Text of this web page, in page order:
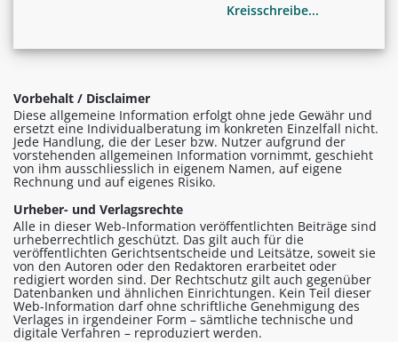
Kreisschreibe...
Vorbehalt / Disclaimer
Diese allgemeine Information erfolgt ohne jede Gewähr und
ersetzt eine Individualberatung im konkreten Einzelfall nicht.
Jede Handlung, die der Leser bzw. Nutzer aufgrund der
vorstehenden allgemeinen Information vornimmt, geschieht
von ihm ausschliesslich in eigenem Namen, auf eigene
Rechnung und auf eigenes Risiko.
Urheber- und Verlagsrechte
Alle in dieser Web-Information veröffentlichten Beiträge sind
urheberrechtlich geschützt. Das gilt auch für die
veröffentlichten Gerichtsentscheide und Leitsätze, soweit sie
von den Autoren oder den Redaktoren erarbeitet oder
redigiert worden sind. Der Rechtschutz gilt auch gegenüber
Datenbanken und ähnlichen Einrichtungen. Kein Teil dieser
Web-Information darf ohne schriftliche Genehmigung des
Verlages in irgendeiner Form – sämtliche technische und
digitale Verfahren – reproduziert werden.